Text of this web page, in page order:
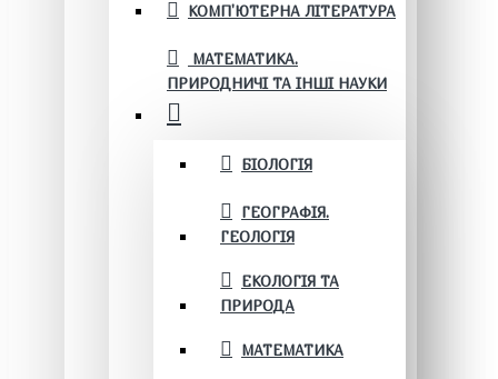
КОМП'ЮТЕРНА ЛІТЕРАТУРА
МАТЕМАТИКА.
ПРИРОДНИЧІ ТА ІНШІ НАУКИ
БІОЛОГІЯ
ГЕОГРАФІЯ.
ГЕОЛОГІЯ
ЕКОЛОГІЯ ТА
ПРИРОДА
МАТЕМАТИКА